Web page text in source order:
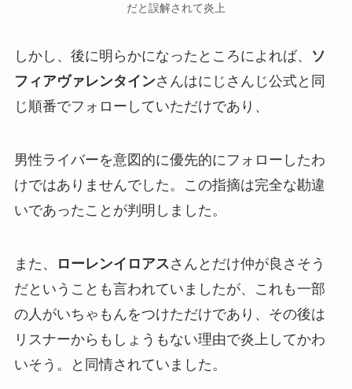
だと誤解されて炎上
しかし、後に明らかになったところによれば、
ソ
フィアヴァレンタインさんはにじさんじ公式と同
じ順番でフォローしていただけであり、
男性ライバーを意図的に優先的にフォローしたわ
けではありませんでした。この指摘は完全な勘違
いであったことが判明しました。
また、 ローレンイロアスさんとだけ仲が良さそう
だということも言われていましたが、これも一部
の人がいちゃもんをつけただけであり、その後は
リスナーからも しょうもない理由で炎上してかわ
いそう。
と同情されていました。